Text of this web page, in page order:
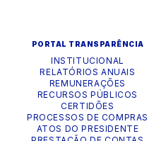
PORTAL TRANSPARÊNCIA
INSTITUCIONAL
RELATÓRIOS ANUAIS
REMUNERAÇÕES
RECURSOS PÚBLICOS
CERTIDÕES
PROCESSOS DE COMPRAS
ATOS DO PRESIDENTE